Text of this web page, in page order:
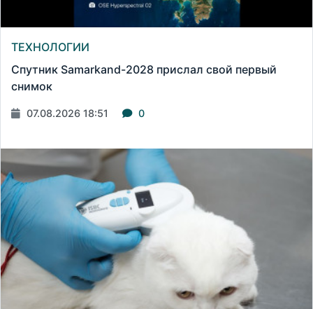
ТЕХНОЛОГИИ
Спутник Samarkand-2028 прислал свой первый
снимок
07.08.2026 18:51 0